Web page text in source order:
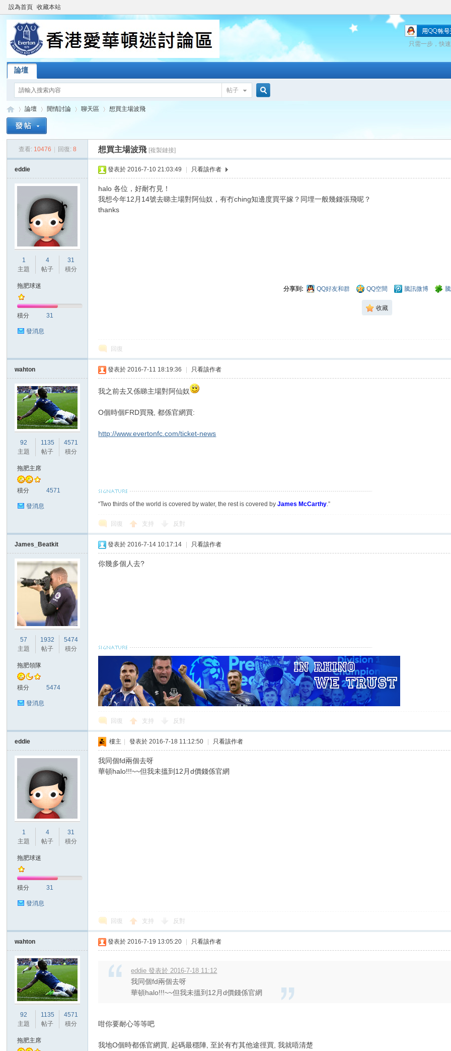
設為首頁 收藏本站
只需一步，快
論壇
帖子
頓
論壇
›
閒情討論
›
聊天區
›
想買主場波飛
查看: 10476 回復: 8 想買主場波飛 [複製鏈接]
eddie
1
主題
4
帖子
31
積分
拖肥球迷
積分 31
發消息
發表於 2016-7-10 21:03:49 只看該作者
halo 各位，好耐冇見！
我想今年12月14號去睇主場對阿仙奴，有冇ching知邊度買平嫁？同埋一般幾錢張飛呢？
thanks
分享到: QQ好友和群 QQ空間 騰訊微博
收藏
回復
wahton
92
主題
1135
帖子
4571
積分
拖肥主席
積分 4571
發消息
發表於 2016-7-11 18:19:36 只看該作者
我之前去又係睇主場對阿仙奴
O個時個FRD買飛, 都係官網買:
http://www.evertonfc.com/ticket-news
“Two thirds of the world is covered by water, the rest is covered byJames McCarthy.”
回復 支持 反對
James_Beatkit
57
主題
1932
帖子
5474
積分
拖肥領隊
積分 5474
發消息
發表於 2016-7-14 10:17:14 只看該作者
你幾多個人去?
回復 支持 反對
eddie
1
主題
4
帖子
31
積分
拖肥球迷
積分 31
發消息
樓主 發表於 2016-7-18 11:12:50 只看該作者
我同個fd兩個去呀
華頓halo!!!~~但我未搵到12月d價錢係官網
回復 支持 反對
wahton
92
主題
1135
帖子
4571
積分
拖肥主席
發表於 2016-7-19 13:05:20 只看該作者
eddie 發表於 2016-7-18 11:12
我同個fd兩個去呀
華頓halo!!!~~但我未搵到12月d價錢係官網
咁你要耐心等等吧
我地O個時都係官網買, 起碼最穩陣, 至於有冇其他途徑買, 我就唔清楚